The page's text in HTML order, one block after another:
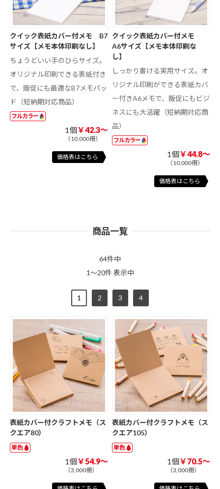
クイック表紙カバー付メモ B7
サイズ【メモ本体印刷なし】
ちょうどいい手のひらサイズ。
オリジナル印刷できる表紙付き
で、販促にも最適なB7メモパッ
ド（短納期対応商品）
フルカラー
1個￥42.3～
（10,000冊）
価格表はこちら
クイック表紙カバー付メモ
A6サイズ【メモ本体印刷な
し】
しっかり書ける実用サイズ。オ
リジナル印刷ができる表紙カバ
ー付きA6メモで、販促にもビジ
ネスにも大活躍（短納期対応商
品）
フルカラー
1個￥44.8～
（10,000冊）
価格表はこちら
商品一覧
64件中
1～20件 表示中
1 2 3 4
表紙カバー付クラフトメモ（ス
クエア80）
単色
1個￥54.9～
（3,000冊）
表紙カバー付クラフトメモ（ス
クエア105）
単色
1個￥70.5～
（3,000冊）